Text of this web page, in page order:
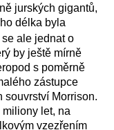
jurských gigantů,
délka byla
ale jednat o
by ještě mírně
s poměrně
zástupce
souvrství Morrison.
let, na
vzezřením